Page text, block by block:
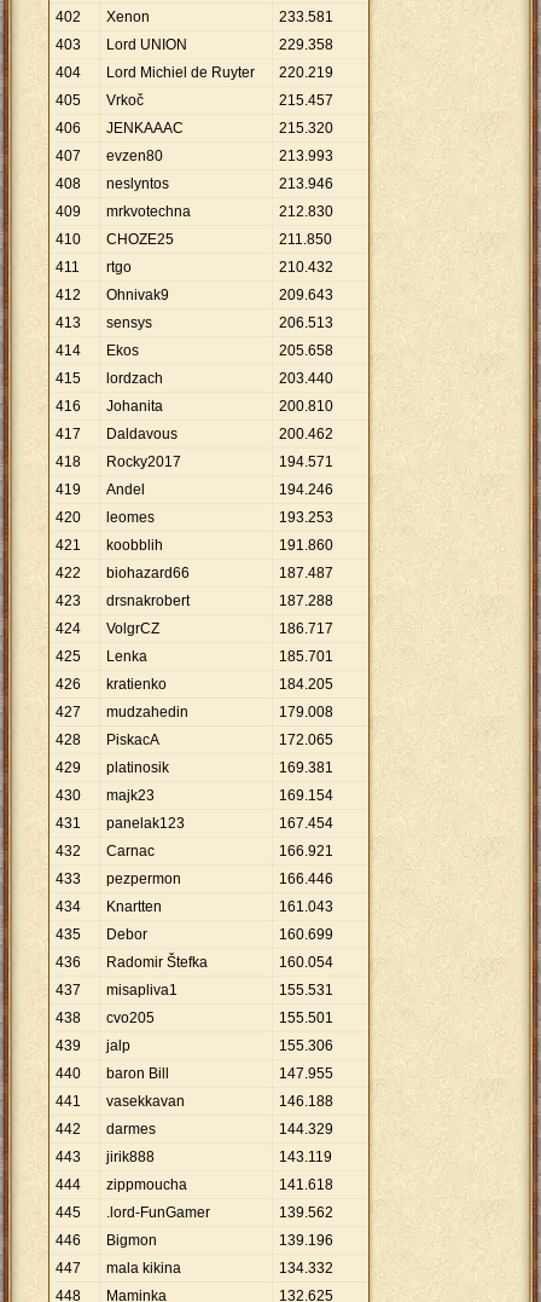
402
Xenon 233.581
403
Lord UNION 229.358
404
Lord Michiel de Ruyter 220.219
405
Vrkoč 215.457
406
JENKAAAC 215.320
407
evzen80 213.993
408
neslyntos 213.946
409
mrkvotechna 212.830
410
CHOZE25 211.850
411
rtgo 210.432
412
Ohnivak9 209.643
413
sensys 206.513
414
Ekos 205.658
415
lordzach 203.440
416
Johanita 200.810
417
Daldavous 200.462
418
Rocky2017 194.571
419
Andel 194.246
420
leomes 193.253
421
koobblih 191.860
422
biohazard66 187.487
423
drsnakrobert 187.288
424
VolgrCZ 186.717
425
Lenka 185.701
426
kratienko 184.205
427
mudzahedin 179.008
428
PiskacA 172.065
429
platinosik 169.381
430
majk23 169.154
431
panelak123 167.454
432
Carnac 166.921
433
pezpermon 166.446
434
Knartten 161.043
435
Debor 160.699
436
Radomir Štefka 160.054
437
misapliva1 155.531
438
cvo205 155.501
439
jalp 155.306
440
baron Bill 147.955
441
vasekkavan 146.188
442
darmes 144.329
443
jirik888 143.119
444
zippmoucha 141.618
445
.lord-FunGamer 139.562
446
Bigmon 139.196
447
mala kikina 134.332
448
Maminka 132.625